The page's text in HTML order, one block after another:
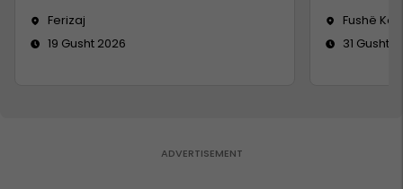
Ferizaj
19 Gusht 2026
Fushë
31 Gusht